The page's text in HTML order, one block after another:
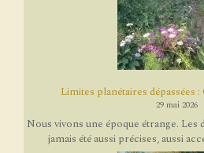
Limites planétaires dépassées
29 mai 2026
Nous vivons une époque étrange. Les
jamais été aussi précises, aussi